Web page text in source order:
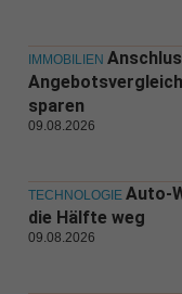
IMMOBILIEN
sparen
09.08.2026
TECHNOLOGIE Auto-
die Hälfte weg
09.08.2026